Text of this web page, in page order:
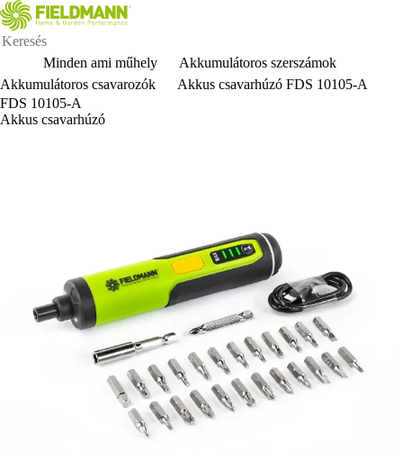
Minden ami műhely
Akkumulátoros szerszámok
Akkumulátoros csavarozók
Akkus csavarhúzó FDS 10105-A
FDS 10105-A
Akkus csavarhúzó